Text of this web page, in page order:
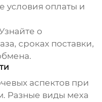
условия оплаты и
о
сроках поставки,
аспектов при
. Разные виды меха